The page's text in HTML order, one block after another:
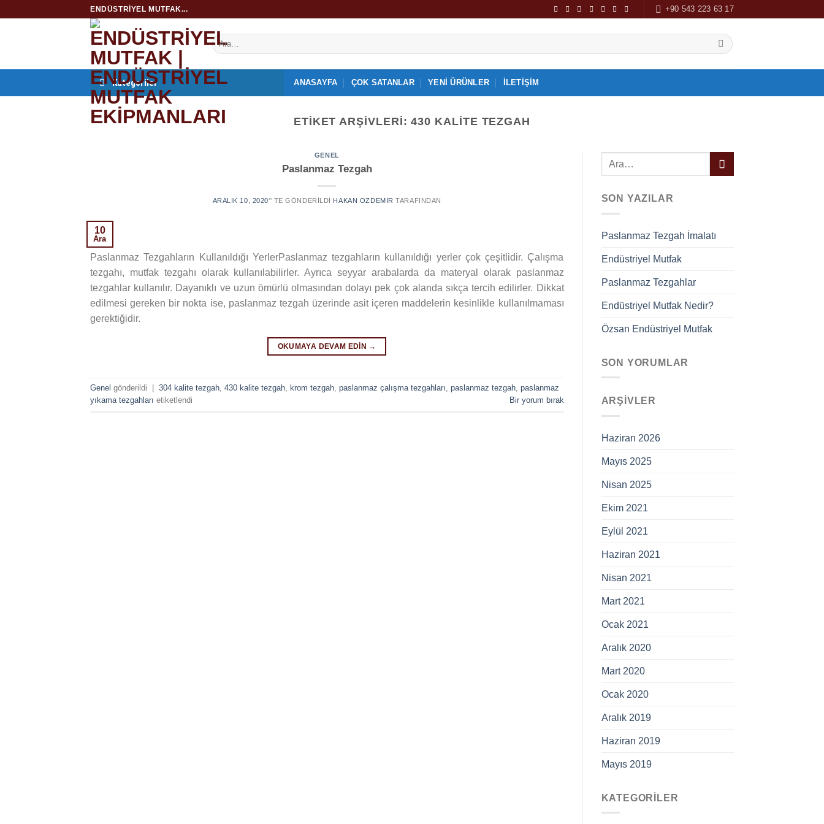
ENDÜSTRIYEL MUTFAK... +90 543 223 63 17
Kategoriler ANASAYFA ÇOK SATANLAR YENI ÜRÜNLER İLETIŞIM
ETIKET ARŞIVLERI:430 KALITE TEZGAH
GENEL
Paslanmaz Tezgah
ARALIK 10, 2020’' TE GÖNDERILDI HAKAN OZDEMIR TARAFINDAN
10
Ara
Paslanmaz Tezgahların Kullanıldığı YerlerPaslanmaz tezgahların kullanıldığı yerler çok çeşitlidir. Çalışma
tezgahı, mutfak tezgahı olarak kullanılabilirler. Ayrıca seyyar arabalarda da materyal olarak paslanmaz
tezgahlar kullanılır. Dayanıklı ve uzun ömürlü olmasından dolayı pek çok alanda sıkça tercih edilirler. Dikkat
edilmesi gereken bir nokta ise, paslanmaz tezgah üzerinde asit içeren maddelerin kesinlikle kullanılmaması
gerektiğidir.
OKUMAYA DEVAM EDIN →
Genel gönderildi 304 kalite tezgah, 430 kalite tezgah, krom tezgah, paslanmaz çalışma tezgahları, paslanmaz tezgah, paslanmaz
yıkama tezgahları etiketlendi Bir yorum bırak
SON YAZILAR
Paslanmaz Tezgah İmalatı
Endüstriyel Mutfak
Paslanmaz Tezgahlar
Endüstriyel Mutfak Nedir?
Özsan Endüstriyel Mutfak
SON YORUMLAR
ARŞIVLER
Haziran 2026
Mayıs 2025
Nisan 2025
Ekim 2021
Eylül 2021
Haziran 2021
Nisan 2021
Mart 2021
Ocak 2021
Aralık 2020
Mart 2020
Ocak 2020
Aralık 2019
Haziran 2019
Mayıs 2019
KATEGORILER